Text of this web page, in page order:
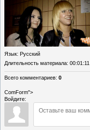
Язык: Русский
Длительность материала: 00:01:11
Всего комментариев: 0
ComForm">
Войдите: